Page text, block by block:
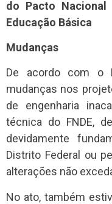
do Pacto Nacional
Educação Básica
Mudanças
De acordo com o
mudanças nos
de engenharia
técnica do FNDE,
devidamente
Distrito Federal ou
alterações não
No ato, também